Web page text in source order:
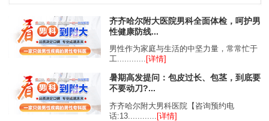
齐齐哈尔附大医院男科全面体检，呵护男
性健康防线...
男性作为家庭与生活的中坚力量，常常忙于
工............ [详情]
暑期高发提问：包皮过长、包茎，到底要
不要动刀?...
齐齐哈尔附大男科医院【咨询预约电
话:13............
[详情]